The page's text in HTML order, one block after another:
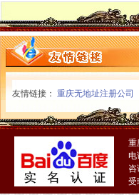
双桥局“四个化”重庆公司注销
渝北局重庆税务注销系农村消
永川局重庆代办公司充分发挥
涪陵局重庆税务注销出台五项
巴南局“五步走”重庆营业执照
涪陵局重庆公司注销针对连晴
石柱局“三加一严格”重庆营业
酉局重庆税务注销大力发展农
彭水局重庆公司注销被彭水县
丰都局重庆代办公司突出推进
南川局重庆分公司注销化流通
北碚局重庆税务注销采取三条措
友情链接： 重庆无地址注册公司
重
电
咨
受